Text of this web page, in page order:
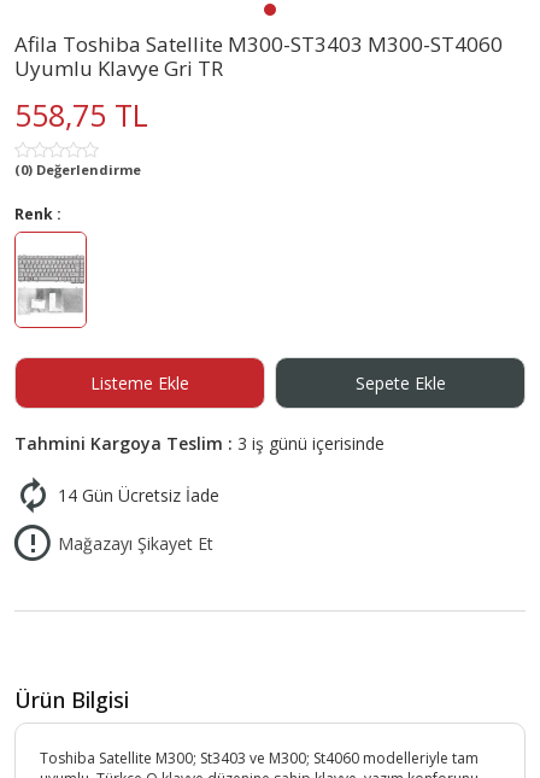
Afila Toshiba Satellite M300-ST3403 M300-ST4060
Uyumlu Klavye Gri TR
558,75 TL
(0) Değerlendirme
Renk :
Listeme Ekle Sepete Ekle
Tahmini Kargoya Teslim : 3 iş günü içerisinde
14 Gün Ücretsiz İade
Mağazayı Şikayet Et
Ürün Bilgisi
Toshiba Satellite M300; St3403 ve M300; St4060 modelleriyle tam